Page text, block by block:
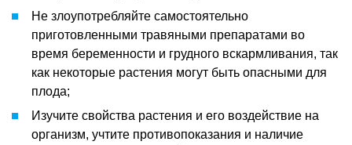
Не злоупотребляйте самостоятельно
приготовленными травяными препаратами во
время беременности и грудного вскармливания, так
как некоторые растения могут быть опасными для
плода;
Изучите свойства растения и его воздействие на
организм, учтите противопоказания и наличие